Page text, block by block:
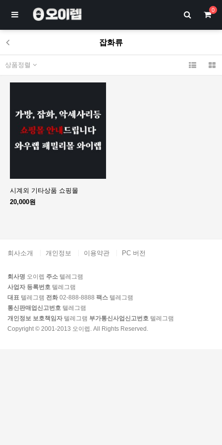
0
잡화류
상품정렬
시계외 기타상품 쇼핑몰
20,000원
회사소개 개인정보 이용약관 PC 버전
회사명 오이렙 주소 텔레그램
사업자 등록번호 텔레그램
대표 텔레그램 전화 02-888-8888 팩스 텔레그램
통신판매업신고번호 텔레그램
개인정보 보호책임자 텔레그램 부가통신사업신고번호 텔레그램
Copyright © 2001-2013 오이렙. All Rights Reserved.